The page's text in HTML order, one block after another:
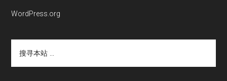
WordPress.org
本